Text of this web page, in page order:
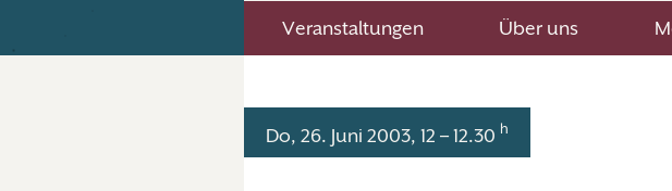
Veranstaltungen Über uns
Do, 26. Juni 2003, 12 – 12.30 h